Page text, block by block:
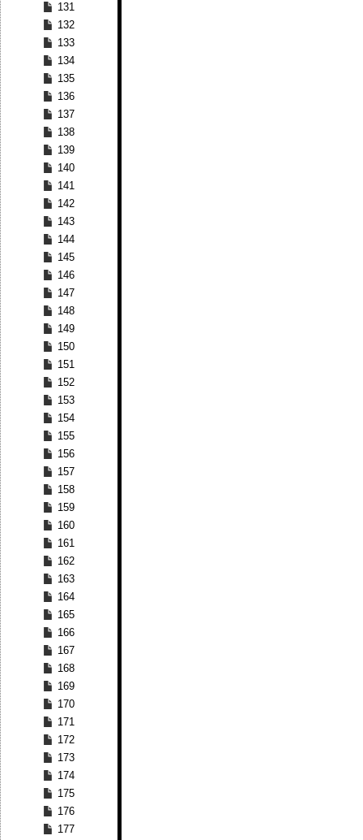
131
132
133
134
135
136
137
138
139
140
141
142
143
144
145
146
147
148
149
150
151
152
153
154
155
156
157
158
159
160
161
162
163
164
165
166
167
168
169
170
171
172
173
174
175
176
177